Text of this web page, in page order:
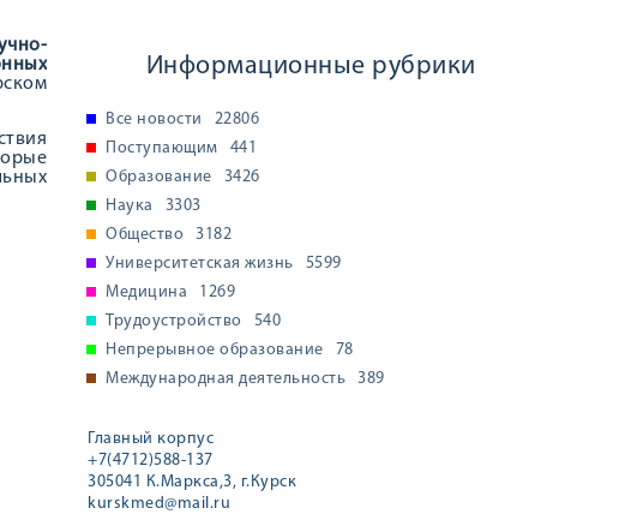
Информационные рубрики
Все новости
22806
Поступающим
441
Образование
3426
Наука
3303
Общество
3182
Университетская жизнь
5599
Медицина
1269
Трудоустройство
540
Непрерывное образование
78
Международная деятельность
389
Главный корпус
+7(4712)588-137
305041 К.Маркса,3, г.Курск
kurskmed@mail.ru